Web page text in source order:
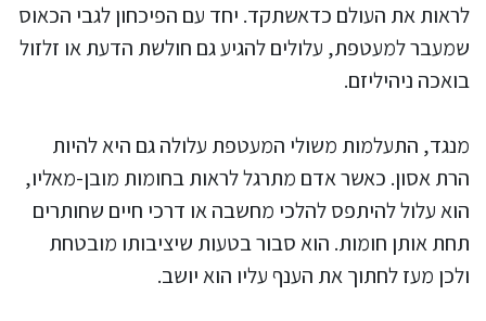
לראות את העולם כדאשתקד. יחד עם הפיכחון לגבי הכאוס
שמעבר למעטפת, עלולים להגיע גם חולשת הדעת או זלזול
בואכה ניהיליזם.
מנגד, התעלמות משולי המעטפת עלולה גם היא להיות
הרת אסון. כאשר אדם מתרגל לראות בחומות מובן-מאליו,
הוא עלול להיתפס להלכי מחשבה או דרכי חיים שחותרים
תחת אותן חומות. הוא סבור בטעות שיציבותו מובטחת
ולכן מעז לחתוך את הענף עליו הוא יושב.